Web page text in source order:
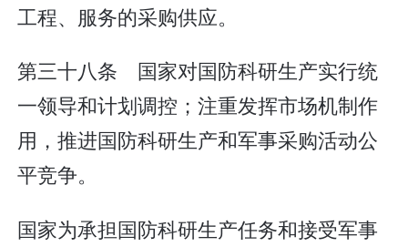
工程、服务的采购供应。
第三十八条 国家对国防科研生产实行统
一领导和计划调控；注重发挥市场机制作
用，推进国防科研生产和军事采购活动公
平竞争。
国家为承担国防科研生产任务和接受军事